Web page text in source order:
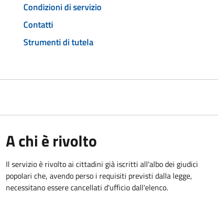
Condizioni di servizio
Contatti
Strumenti di tutela
A chi è rivolto
Il servizio è rivolto ai cittadini già iscritti all'albo dei giudici
popolari che, avendo perso i requisiti previsti dalla legge,
necessitano essere cancellati d'ufficio dall'elenco.